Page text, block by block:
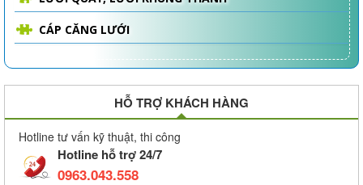
CÁP CĂNG LƯỚI
HỖ TRỢ KHÁCH HÀNG
Hotline tư vấn kỹ thuật, thi công
Hotline hỗ trợ 24/7
0963.043.558